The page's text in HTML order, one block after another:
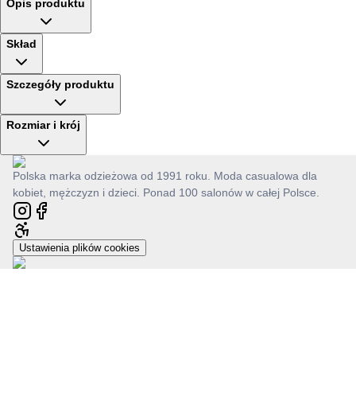
Opis produktu
Skład
Szczegóły produktu
Rozmiar i krój
Polska marka odzieżowa od 1991 roku. Moda casualowa dla
kobiet, mężczyzn i dzieci. Ponad 100 salonów w całej Polsce.
Ustawienia plików cookies